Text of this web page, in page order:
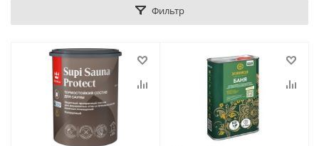
Фильтр